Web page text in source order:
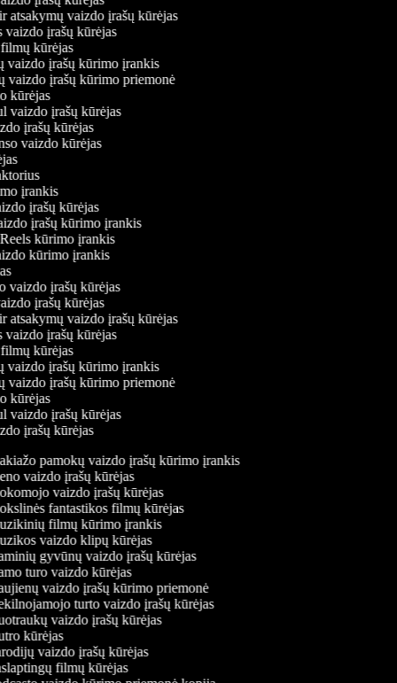
atsakymų vaizdo įrašų kūrėjas
vaizdo įrašų kūrėjas
kūrėjas
vaizdo įrašų kūrimo įrankis
vaizdo įrašų kūrimo priemonė
kūrėjas
vaizdo įrašų kūrėjas
įrašų kūrėjas
vaizdo kūrėjas
įrankis
įrašų kūrėjas
įrašų kūrimo įrankis
Reels kūrimo įrankis
kūrimo įrankis
vaizdo įrašų kūrėjas
įrašų kūrėjas
atsakymų vaizdo įrašų kūrėjas
vaizdo įrašų kūrėjas
kūrėjas
vaizdo įrašų kūrimo įrankis
vaizdo įrašų kūrimo priemonė
kūrėjas
vaizdo įrašų kūrėjas
įrašų kūrėjas
pamokų vaizdo įrašų kūrimo įrankis
vaizdo įrašų kūrėjas
vaizdo įrašų kūrėjas
fantastikos filmų kūrėjas
filmų kūrimo įrankis
vaizdo klipų kūrėjas
gyvūnų vaizdo įrašų kūrėjas
turo vaizdo kūrėjas
vaizdo įrašų kūrimo priemonė
turto vaizdo įrašų kūrėjas
vaizdo įrašų kūrėjas
kūrėjas
vaizdo įrašų kūrėjas
filmų kūrėjas